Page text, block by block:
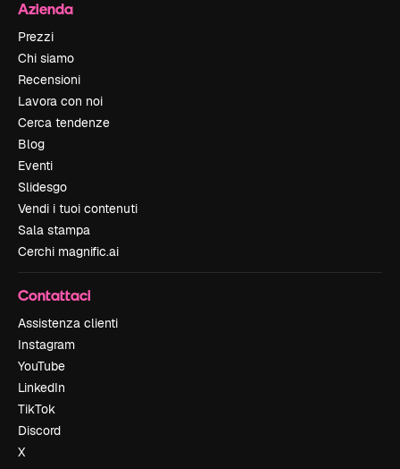
Azienda
Prezzi
Chi siamo
Recensioni
Lavora con noi
Cerca tendenze
Blog
Eventi
Slidesgo
Vendi i tuoi contenuti
Sala stampa
Cerchi magnific.ai
Contattaci
Assistenza clienti
Instagram
YouTube
LinkedIn
TikTok
Discord
X